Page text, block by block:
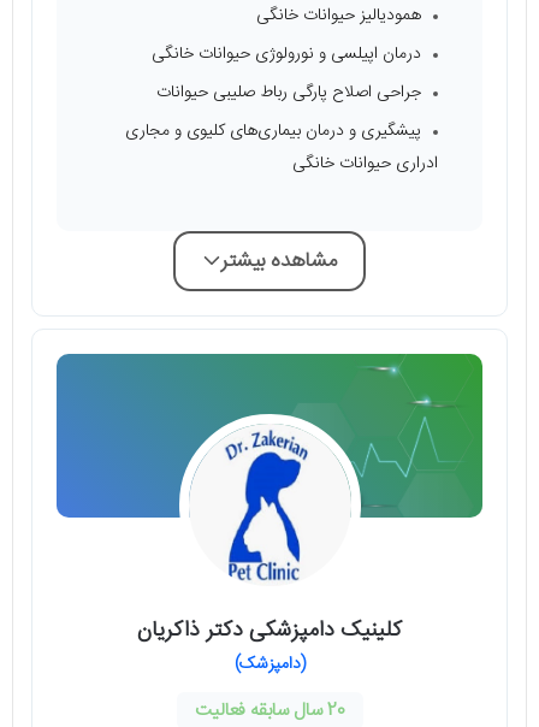
همودیالیز حیوانات خانگی
درمان اپیلسی و نورولوژی حیوانات خانگی
جراحی اصلاح پارگی رباط صلیبی حیوانات
پیشگیری و درمان بیماری‌های کلیوی و مجاری
ادراری حیوانات خانگی
مشاهده بیشتر
کلینیک دامپزشکی دکتر ذاکریان
(دامپزشک)
20 سال سابقه فعالیت